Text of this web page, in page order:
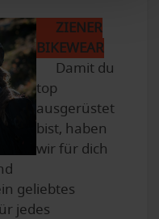
ZIENER
BIKEWEAR
Damit du
top
ausgerüstet
bist, haben
wir für dich
geliebtes
jedes